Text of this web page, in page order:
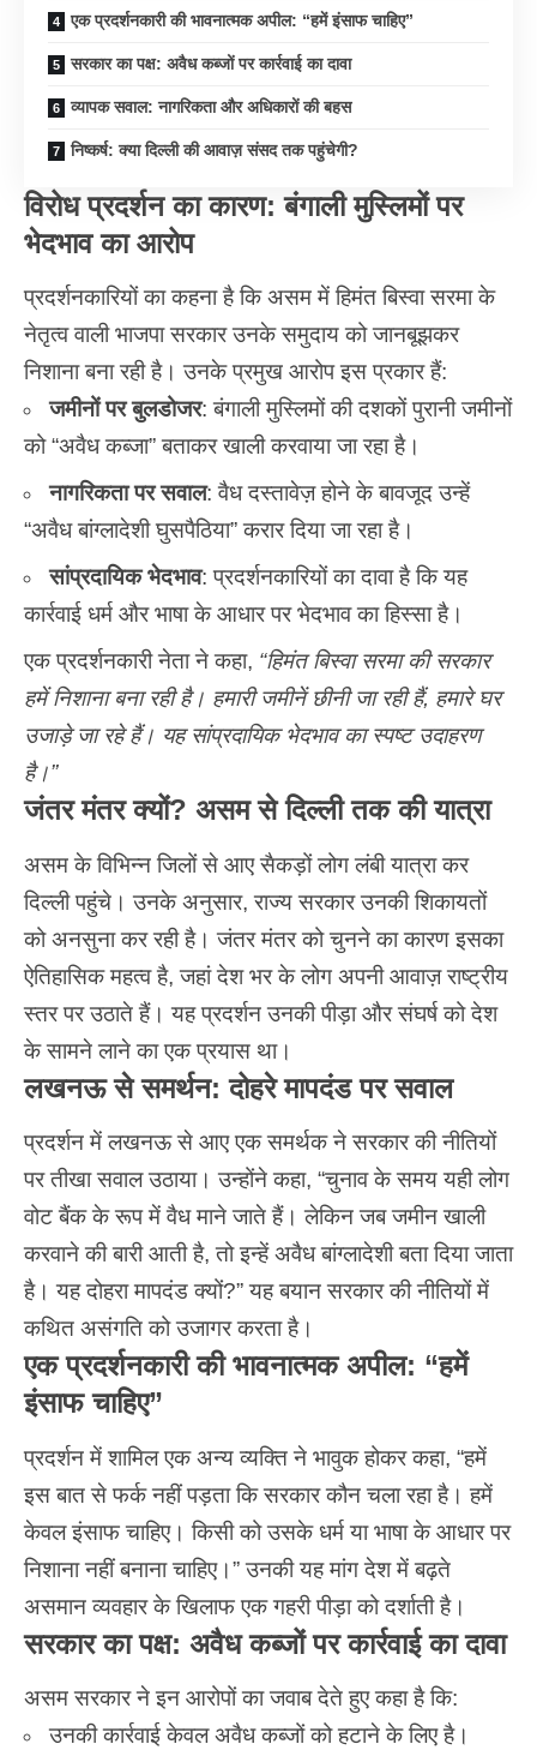
एक प्रदर्शनकारी की भावनात्मक अपील: “हमें इंसाफ चाहिए”
सरकार का पक्ष: अवैध कब्जों पर कार्रवाई का दावा
व्यापक सवाल: नागरिकता और अधिकारों की बहस
निष्कर्ष: क्या दिल्ली की आवाज़ संसद तक पहुंचेगी?
विरोध प्रदर्शन का कारण: बंगाली मुस्लिमों पर
भेदभाव का आरोप
प्रदर्शनकारियों का कहना है कि असम में हिमंत बिस्वा सरमा के
नेतृत्व वाली भाजपा सरकार उनके समुदाय को जानबूझकर
निशाना बना रही है। उनके प्रमुख आरोप इस प्रकार हैं:
जमीनों पर बुलडोजर: बंगाली मुस्लिमों की दशकों पुरानी जमीनों
को “अवैध कब्जा” बताकर खाली करवाया जा रहा है।
नागरिकता पर सवाल: वैध दस्तावेज़ होने के बावजूद उन्हें
“अवैध बांग्लादेशी घुसपैठिया” करार दिया जा रहा है।
सांप्रदायिक भेदभाव: प्रदर्शनकारियों का दावा है कि यह
कार्रवाई धर्म और भाषा के आधार पर भेदभाव का हिस्सा है।
एक प्रदर्शनकारी नेता ने कहा, “हिमंत बिस्वा सरमा की सरकार
हमें निशाना बना रही है। हमारी जमीनें छीनी जा रही हैं, हमारे घर
उजाड़े जा रहे हैं। यह सांप्रदायिक भेदभाव का स्पष्ट उदाहरण
है।”
जंतर मंतर क्यों? असम से दिल्ली तक की यात्रा
असम के विभिन्न जिलों से आए सैकड़ों लोग लंबी यात्रा कर
दिल्ली पहुंचे। उनके अनुसार, राज्य सरकार उनकी शिकायतों
को अनसुना कर रही है।जंतर मंतरको चुनने का कारण इसका
ऐतिहासिक महत्व है, जहां देश भर के लोग अपनी आवाज़ राष्ट्रीय
स्तर पर उठाते हैं। यह प्रदर्शन उनकी पीड़ा और संघर्ष को देश
के सामने लाने का एक प्रयास था।
लखनऊ से समर्थन: दोहरे मापदंड पर सवाल
प्रदर्शन में लखनऊ से आए एक समर्थक ने सरकार की नीतियों
पर तीखा सवाल उठाया। उन्होंने कहा, “चुनाव के समय यही लोग
वोट बैंक के रूप में वैध माने जाते हैं। लेकिन जब जमीन खाली
करवाने की बारी आती है, तो इन्हें अवैध बांग्लादेशी बता दिया जाता
है। यह दोहरा मापदंड क्यों?” यह बयान सरकार की नीतियों में
कथित असंगति को उजागर करता है।
एक प्रदर्शनकारी की भावनात्मक अपील: “हमें
इंसाफ चाहिए”
प्रदर्शन में शामिल एक अन्य व्यक्ति ने भावुक होकर कहा, “हमें
इस बात से फर्क नहीं पड़ता कि सरकार कौन चला रहा है। हमें
केवल इंसाफ चाहिए। किसी को उसके धर्म या भाषा के आधार पर
निशाना नहीं बनाना चाहिए।” उनकी यह मांग देश में बढ़ते
असमान व्यवहार के खिलाफ एक गहरी पीड़ा को दर्शाती है।
सरकार का पक्ष: अवैध कब्जों पर कार्रवाई का दावा
असम सरकारने इन आरोपों का जवाब देते हुए कहा है कि:
उनकी कार्रवाई केवल अवैध कब्जों को हटाने के लिए है।